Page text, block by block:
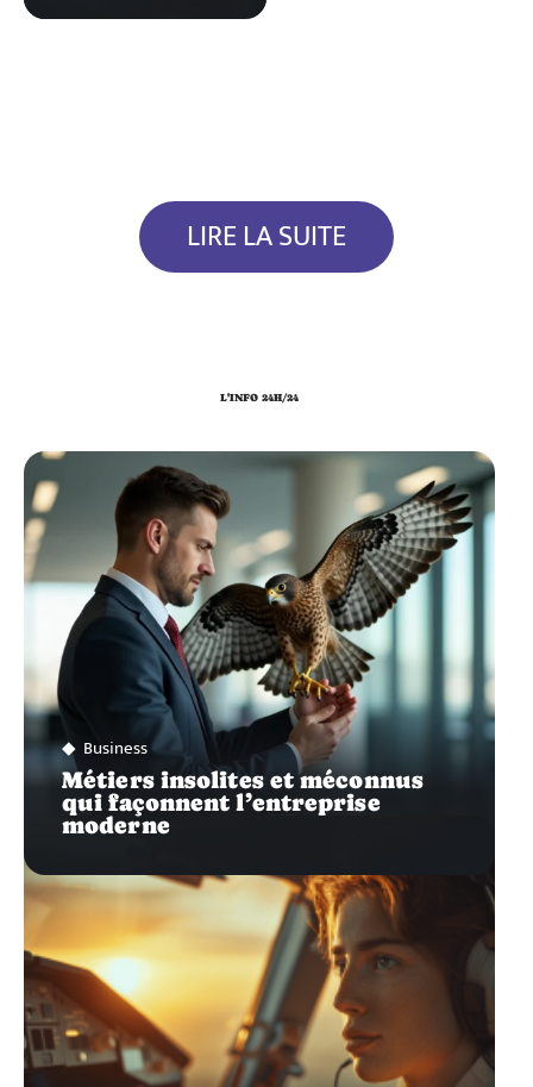
LIRE LA SUITE
L'INFO 24H/24
Business
Métiers insolites et méconnus
qui façonnent l’entreprise
moderne